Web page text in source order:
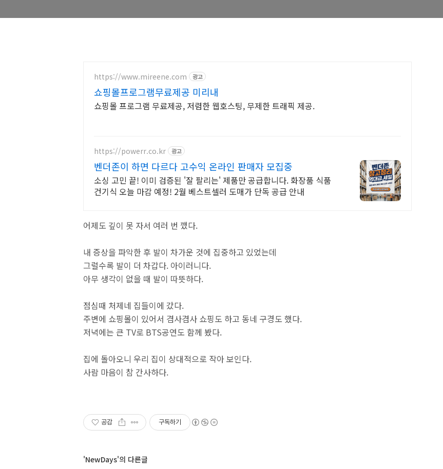
https://www.mireene.com 광고
쇼핑몰프로그램무료제공 미리내
쇼핑몰 프로그램 무료제공, 저렴한 웹호스팅, 무제한 트래픽 제공.
https://powerr.co.kr 광고
벤더존이 하면 다르다 고수익 온라인 판매자 모집중
소싱 고민 끝! 이미 검증된 '잘 팔리는' 제품만 공급합니다. 화장품 식품
건기식 오늘 마감 예정! 2월 베스트셀러 도매가 단독 공급 안내
어제도 깊이 못 자서 여러 번 깼다.
내 증상을 파악한 후 발이 차가운 것에 집중하고 있었는데
그럴수록 발이 더 차갑다. 아이러니다.
아무 생각이 없을 때 발이 따뜻하다.
점심때 처제네 집들이에 갔다.
주변에 쇼핑몰이 있어서 겸사겸사 쇼핑도 하고 동네 구경도 했다.
저녁에는 큰 TV로 BTS공연도 함께 봤다.
집에 돌아오니 우리 집이 상대적으로 작아 보인다.
사람 마음이 참 간사하다.
공감 구독하기
'NewDays'의 다른글